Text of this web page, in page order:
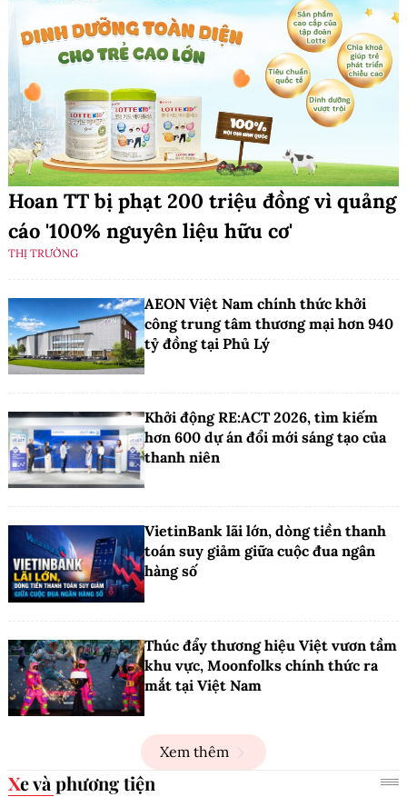
Hoan TT bị phạt 200 triệu đồng vì quảng
cáo '100% nguyên liệu hữu cơ'
THỊ TRƯỜNG
AEON Việt Nam chính thức khởi
công trung tâm thương mại hơn 940
tỷ đồng tại Phủ Lý
Khởi động RE:ACT 2026, tìm kiếm
hơn 600 dự án đổi mới sáng tạo của
thanh niên
VietinBank lãi lớn, dòng tiền thanh
toán suy giảm giữa cuộc đua ngân
hàng số
Thúc đẩy thương hiệu Việt vươn tầm
khu vực, Moonfolks chính thức ra
mắt tại Việt Nam
Xem thêm
Xe và phương tiện